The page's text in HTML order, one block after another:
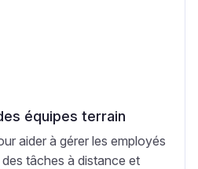
équipes terrain
aider à gérer les employés
tâches à distance et